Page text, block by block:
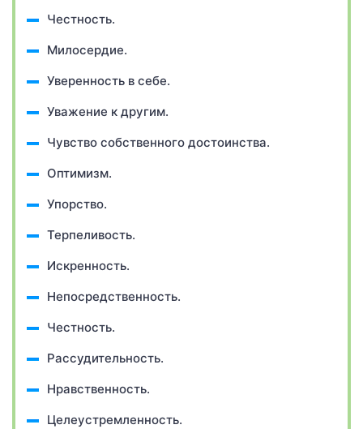
Честность.
Милосердие.
Уверенность в себе.
Уважение к другим.
Чувство собственного достоинства.
Оптимизм.
Упорство.
Терпеливость.
Искренность.
Непосредственность.
Честность.
Рассудительность.
Нравственность.
Целеустремленность.